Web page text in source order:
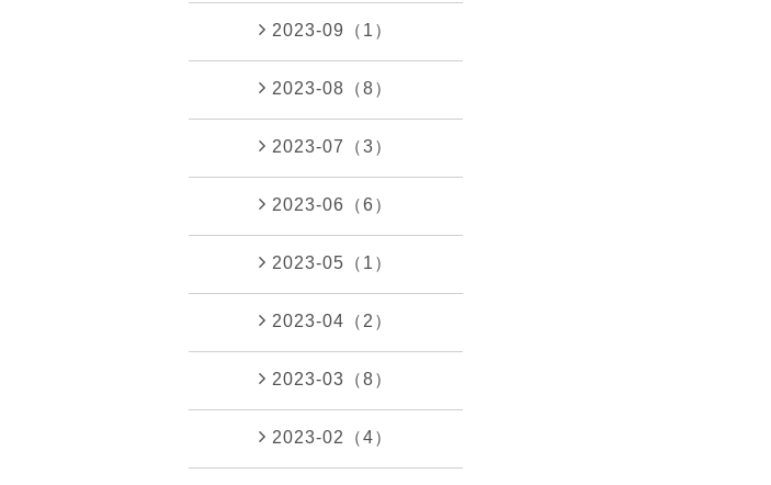
2023-09（1）
2023-08（8）
2023-07（3）
2023-06（6）
2023-05（1）
2023-04（2）
2023-03（8）
2023-02（4）